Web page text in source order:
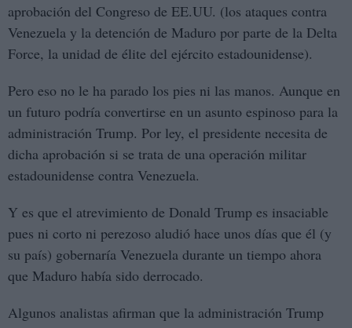
aprobación del Congreso de EE.UU. (los ataques contra
Venezuela y la detención de Maduro por parte de la Delta
Force, la unidad de élite del ejército estadounidense).
Pero eso no le ha parado los pies ni las manos. Aunque en
un futuro podría convertirse en un asunto espinoso para la
administración Trump. Por ley, el presidente necesita de
dicha aprobación si se trata de una operación militar
estadounidense contra Venezuela.
Y es que el atrevimiento de Donald Trump es insaciable
pues ni corto ni perezoso aludió hace unos días que él (y
su país) gobernaría Venezuela durante un tiempo ahora
que Maduro había sido derrocado.
Algunos analistas afirman que la administración Trump